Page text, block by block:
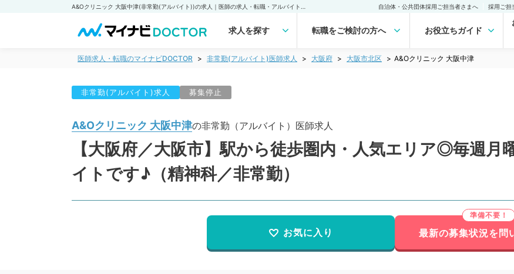
自治体・公共団体採用ご担当者さまへ 採用ご担
求人を探す 転職をご検討の方へ お役立ちガイド
医師求人・転職のマイナビDOCTOR 非常勤(アルバイト)医師求人 大阪府 大阪市北区 A&Oクリニック 大阪中津
非常勤(アルバイト)求人 募集停止
A&Oクリニック 大阪中津の非常勤（アルバイト）医師求人
【大阪府／大阪市】駅から徒歩圏内・人気エリア◎毎週月
イトです♪（精神科／非常勤）
お気に入り 最新の募集状況を問